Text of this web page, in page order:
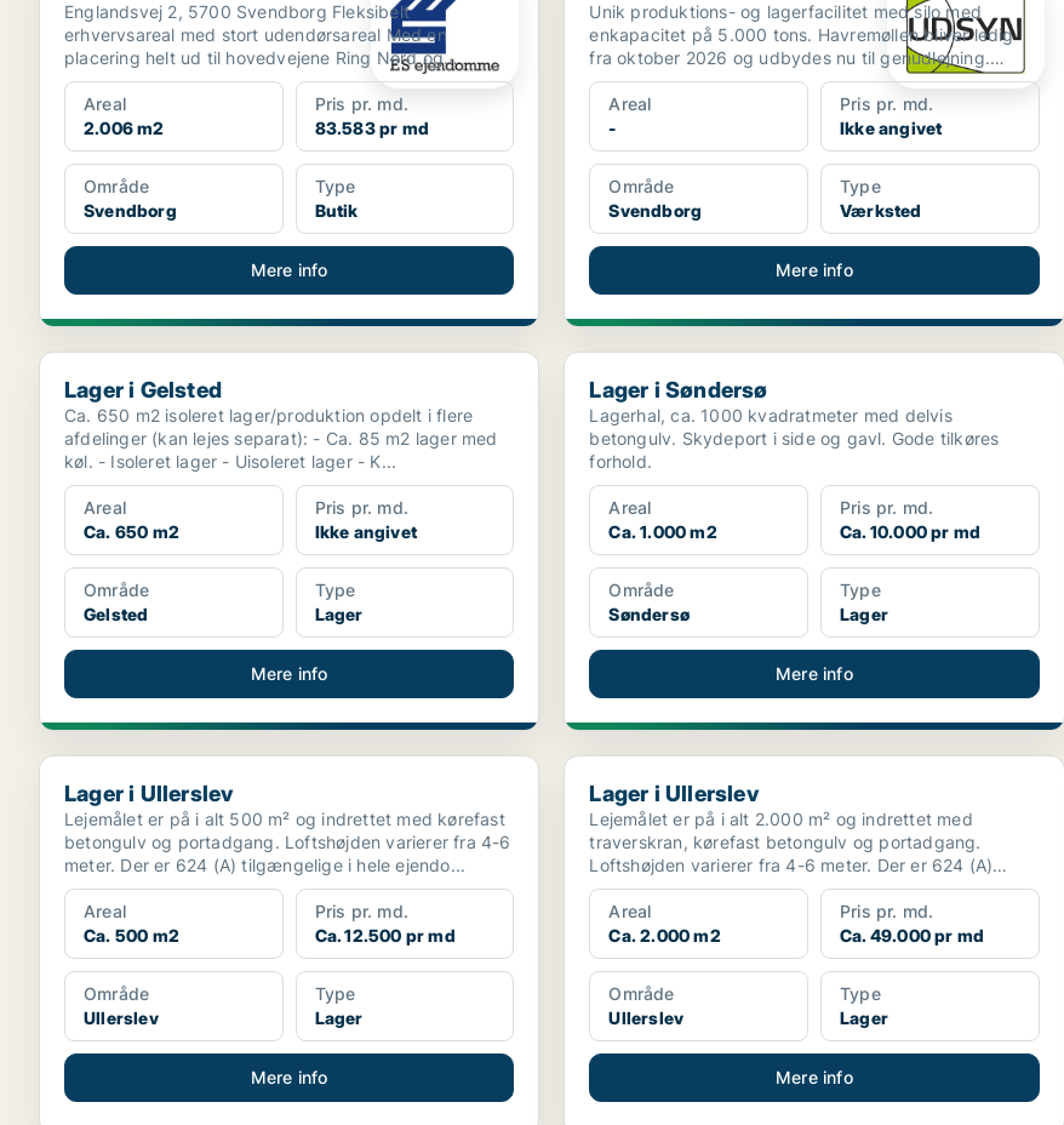
Englandsvej 2, 5700 Svendborg Fleksibelt
erhvervsareal med stort udendørsareal Med en
placering helt ud til hovedvejene Ring Nord og
Ørbækvej får du her ...
Areal
2.006 m2
Pris pr. md.
83.583 pr md
Område
Svendborg
Type
Butik
Mere info
Unik produktions- og lagerfacilitet med silo med
enkapacitet på 5.000 tons. Havremøllen bliver ledig
fra oktober 2026 og udbydes nu til genudlejning.
Ejendom...
Areal
-
Pris pr. md.
Ikke angivet
Område
Svendborg
Type
Værksted
Mere info
Lager i Gelsted
Lager i Gelsted
Ca. 650 m2 isoleret lager/produktion opdelt i flere
afdelinger (kan lejes separat): - Ca. 85 m2 lager med
køl. - Isoleret lager - Uisoleret lager - K...
Areal
Ca. 650 m2
Pris pr. md.
Ikke angivet
Område
Gelsted
Type
Lager
Mere info
Lager i Søndersø
Lager i Søndersø
Lagerhal, ca. 1000 kvadratmeter med delvis
betongulv. Skydeport i side og gavl. Gode tilkøres
forhold.
Areal
Ca. 1.000 m2
Pris pr. md.
Ca. 10.000 pr md
Område
Søndersø
Type
Lager
Mere info
Lager i Ullerslev
Lager i Ullerslev
Lejemålet er på i alt 500 m² og indrettet med kørefast
betongulv og portadgang. Loftshøjden varierer fra 4-6
meter. Der er 624 (A) tilgængelige i hele ejendo...
Areal
Ca. 500 m2
Pris pr. md.
Ca. 12.500 pr md
Område
Ullerslev
Type
Lager
Mere info
Lager i Ullerslev
Lager i Ullerslev
Lejemålet er på i alt 2.000 m² og indrettet med
traverskran, kørefast betongulv og portadgang.
Loftshøjden varierer fra 4-6 meter. Der er 624 (A)
tilgængelig...
Areal
Ca. 2.000 m2
Pris pr. md.
Ca. 49.000 pr md
Område
Ullerslev
Type
Lager
Mere info